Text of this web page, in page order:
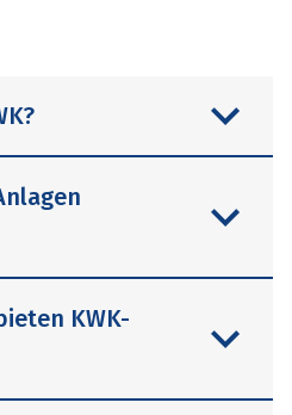
Wärme-Kopplung.
ein Verfahren, bei
als auch Wärme in
erzeugt
zur
KWK-